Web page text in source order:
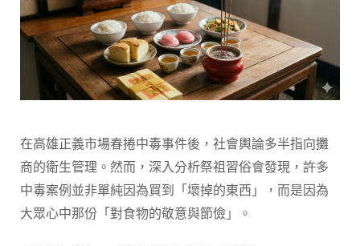
在高雄正義市場春捲中毒事件後，社會輿論多半指向攤
商的衛生管理。然而，深入分析祭祖習俗會發現，許多
中毒案例並非單純因為買到「壞掉的東西」，而是因為
大眾心中那份「對食物的敬意與節儉」。